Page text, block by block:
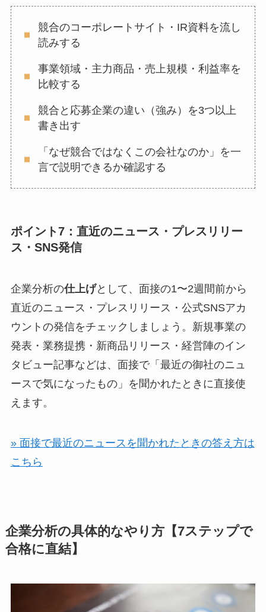
競合のコーポレートサイト・IR資料を流し
読みする
事業領域・主力商品・売上規模・利益率を
比較する
競合と応募企業の違い（強み）を3つ以上
書き出す
「なぜ競合ではなくこの会社なのか」を一
言で説明できるか確認する
ポイント7：直近のニュース・プレスリリー
ス・SNS発信
企業分析の仕上げとして、面接の1〜2週間前から
直近のニュース・プレスリリース・公式SNSアカ
ウントの発信をチェックしましょう。新規事業の
発表・業務提携・新商品リリース・経営陣のイン
タビュー記事などは、面接で「最近の御社のニュ
ースで気になったもの」を聞かれたときに直接使
えます。
» 面接で最近のニュースを聞かれたときの答え方は
こちら
企業分析の具体的なやり方【7ステップで
合格に直結】